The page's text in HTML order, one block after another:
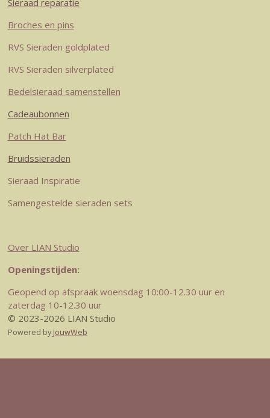
g
r
a
r
e
s
n
Sieraad reparatie
Broches en pins
RVS Sieraden goldplated
RVS Sieraden silverplated
Bedelsieraad samenstellen
Cadeaubonnen
Patch Hat Bar
Bruidssieraden
Sieraad Inspiratie
Samengestelde sieraden sets
Over LIAN Studio
Openingstijden:
Geopend op afspraak woensdag 10:00-12.30 uur en
zaterdag 10-12.30 uur
© 2023-2026 LIAN Studio
Powered by JouwWeb